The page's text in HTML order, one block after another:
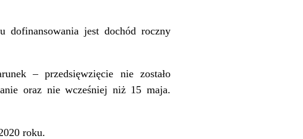
dofinansowania jest dochód roczny
– przedsięwzięcie nie zostało
oraz nie wcześniej niż 15 maja.
roku.